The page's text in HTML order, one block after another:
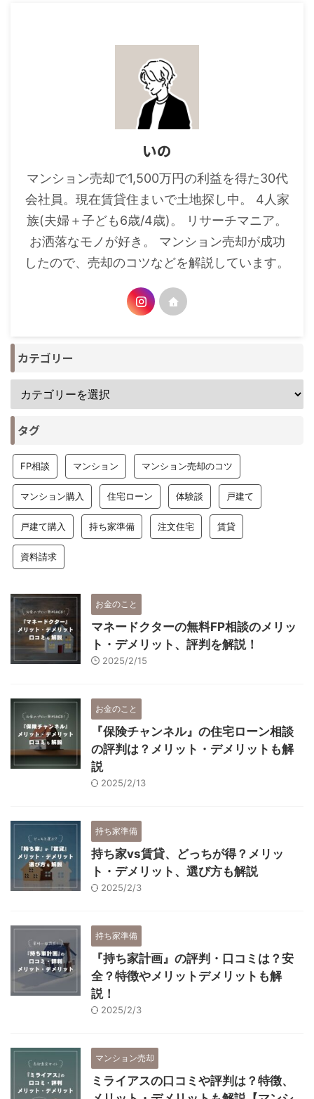
いの
マンション売却で1,500万円の利益を得た30代
会社員。現在賃貸住まいで土地探し中。 4人家
族(夫婦＋子ども6歳/4歳)。 リサーチマニア。
お洒落なモノが好き。 マンション売却が成功
したので、売却のコツなどを解説しています。
カテゴリー
タグ
FP相談 マンション マンション売却のコツ
マンション購入 住宅ローン 体験談 戸建て
戸建て購入 持ち家準備 注文住宅 賃貸
資料請求
お金のこと
マネードクターの無料FP相談のメリッ
ト・デメリット、評判を解説！
2025/2/15
お金のこと
『保険チャンネル』の住宅ローン相談
の評判は？メリット・デメリットも解
説
2025/2/13
持ち家準備
持ち家vs賃貸、どっちが得？メリッ
ト・デメリット、選び方も解説
2025/2/3
持ち家準備
『持ち家計画』の評判・口コミは？安
全？特徴やメリットデメリットも解
説！
2025/2/3
マンション売却
ミライアスの口コミや評判は？特徴、